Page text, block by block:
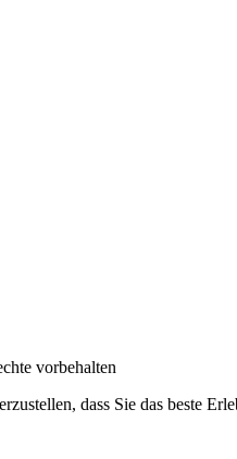
vorbehalten
dass Sie das beste